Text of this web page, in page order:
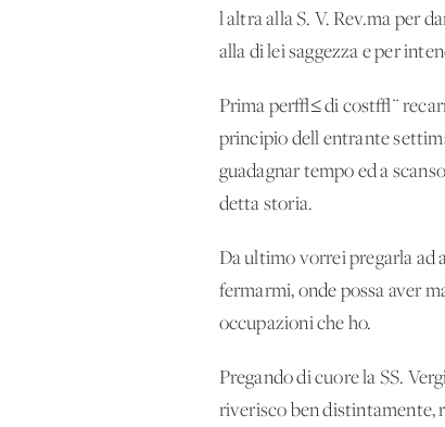
l'altra alla S. V. Rev.ma per
alla di lei saggezza e per
Prima per√≤ di cost√¨
principio dell'entrante
guadagnar tempo ed a
detta storia.
Da ultimo vorrei pregarla ad
fermarmi, onde possa aver
occupazioni che ho.
Pregando di cuore la SS.
riverisco ben distintamente,